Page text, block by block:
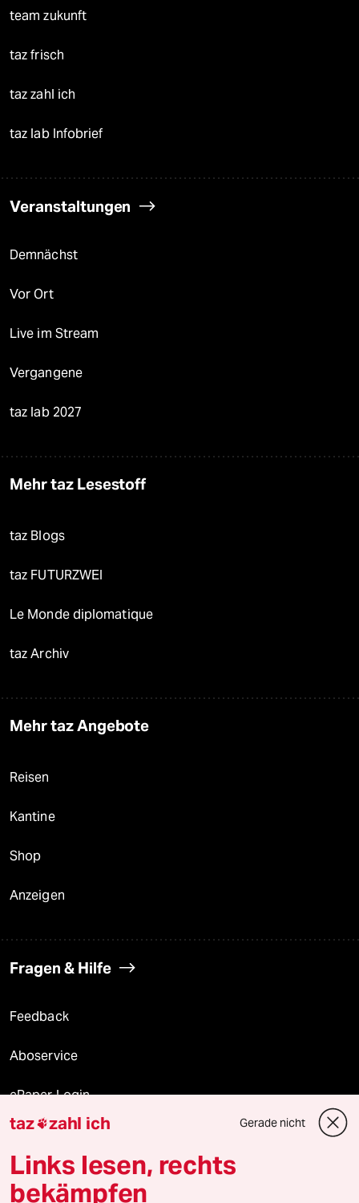
team zukunft
taz frisch
taz zahl ich
taz lab Infobrief
Veranstaltungen
Demnächst
Vor Ort
Live im Stream
Vergangene
taz lab 2027
Mehr taz Lesestoff
taz Blogs
taz FUTURZWEI
Le Monde diplomatique
taz Archiv
Mehr taz Angebote
Reisen
Kantine
Shop
Anzeigen
Fragen & Hilfe
Feedback
Aboservice
ePaper Login
Downloads für Abonnierende
taz zahl ich Gerade nicht
Links lesen, rechts
bekämpfen